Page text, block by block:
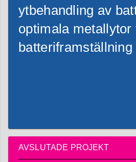
ytbehandling av
optimala metallytor
AVSLUTADE PROJEKT